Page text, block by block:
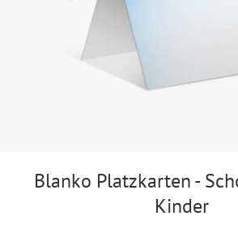
Blanko Platzkarten -
Kinder